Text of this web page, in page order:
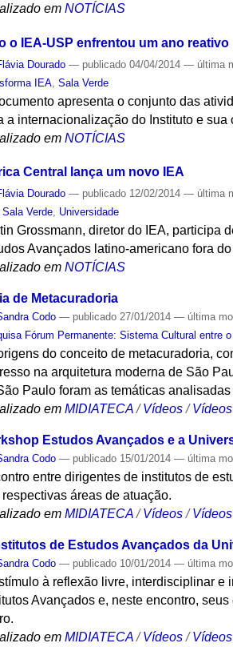
em NOTÍCIAS
o IEA-USP enfrentou um ano reativo
Dourado — publicado 04/04/2014— última
IEA ,Sala Verde
apresenta o conjunto das
a internacionalização do Instituto e
em NOTÍCIAS
Central lança um novo IEA
Dourado — publicado 12/02/2014— última
Sala Verde, Universidade
Grossmann, diretor do IEA, participa
Avançados latino-americano fora
em NOTÍCIAS
de Metacuradoria
Codo — publicado 27/01/2014— última
Fórum Permanente: Sistema Cultural entre
do conceito de metacuradoria,
na arquitetura moderna de São
Paulo foram as temáticas
em MIDIATECA /Vídeos /
Estudos Avançados e a
Codo — publicado 15/01/2014— última
entre dirigentes de institutos de
respectivas áreas de atuação.
em MIDIATECA /Vídeos /
de Estudos Avançados da
Codo — publicado 10/01/2014— última
à reflexão livre, interdisciplinar
Avançados e, neste encontro,
em MIDIATECA /Vídeos /